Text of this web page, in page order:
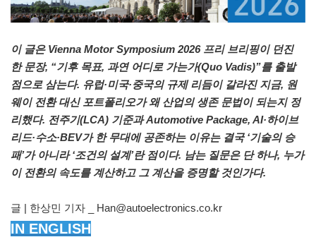
이 글은 Vienna Motor Symposium 2026 프리 브리핑이 던진
한 문장, “기후 목표, 과연 어디로 가는가(Quo Vadis)”를 출발
점으로 삼는다. 유럽·미국·중국의 규제 리듬이 갈라진 지금, 원
웨이 전환 대신 포트폴리오가 왜 산업의 생존 문법이 되는지 정
리했다. 전주기(LCA) 기준과 Automotive Package, AI·하이브
리드·수소·BEV가 한 무대에 공존하는 이유는 결국 ‘기술의 승
패’가 아니라 ‘조건의 설계’란 점이다. 남는 질문은 단 하나, 누가
이 전환의 속도를 계산하고 그 계산을 증명할 것인가다.
글 | 한상민 기자 _ Han@autoelectronics.co.kr
IN ENGLISH